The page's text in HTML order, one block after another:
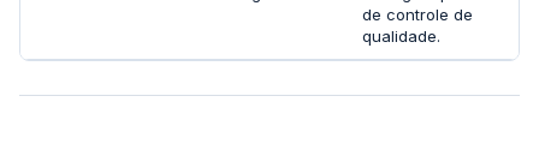
de controle de
qualidade.